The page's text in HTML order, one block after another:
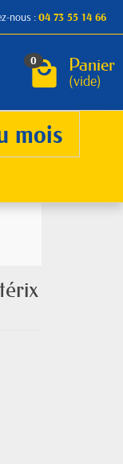
nous :04 73 55 14 66
0 Panier
(vide)
mois